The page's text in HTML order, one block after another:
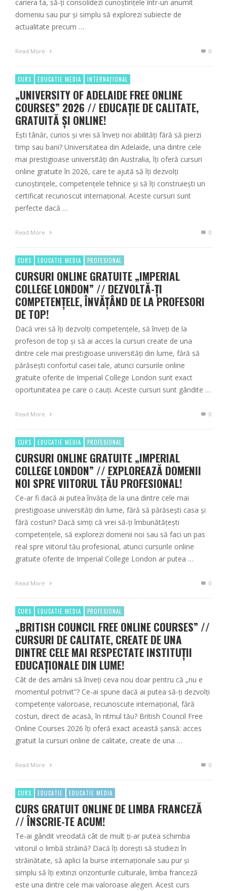
cariera ta, să-ți consolidezi cunoștințele într-un anumit
domeniu sau pur și simplu să explorezi subiecte de
actualitate precum …
Read More 0
CURS EDUCATIE MEDIA INTERNAȚIONAL
„UNIVERSITY OF ADELAIDE FREE ONLINE
COURSES” 2026 // EDUCAȚIE DE CALITATE,
GRATUITĂ ȘI ONLINE!
Ești tânăr, curios și vrei să înveți noi abilități fără să pierzi
timp sau bani? Universitatea din Adelaide, una dintre cele
mai prestigioase universități din Australia, îți oferă cursuri
online gratuite în 2026, care te ajută să îți dezvolți
cunoștințele, competențele tehnice și să îți construiești un
certificat recunoscut internațional. Aceste cursuri sunt
perfecte dacă …
Read More 0
CURS EDUCATIE MEDIA PROFESIONAL
CURSURI ONLINE GRATUITE „IMPERIAL
COLLEGE LONDON” // DEZVOLTĂ-ȚI
COMPETENȚELE, ÎNVĂȚÂND DE LA PROFESORI
DE TOP!
Dacă vrei să îți dezvolți competențele, să înveți de la
profesori de top și să ai acces la cursuri create de una
dintre cele mai prestigioase universități din lume, fără să
părăsești confortul casei tale, atunci cursurile online
gratuite oferite de Imperial College London sunt exact
oportunitatea pe care o cauți. Aceste cursuri sunt gândite …
Read More 0
CURS EDUCATIE MEDIA PROFESIONAL
CURSURI ONLINE GRATUITE „IMPERIAL
COLLEGE LONDON” // EXPLOREAZĂ DOMENII
NOI SPRE VIITORUL TĂU PROFESIONAL!
Ce-ar fi dacă ai putea învăța de la una dintre cele mai
prestigioase universități din lume, fără să părăsești casa și
fără costuri? Dacă simți că vrei să-ți îmbunătățești
competențele, să explorezi domenii noi sau să faci un pas
real spre viitorul tău profesional, atunci cursurile online
gratuite oferite de Imperial College London ar putea …
Read More 0
CURS EDUCATIE MEDIA PROFESIONAL
„BRITISH COUNCIL FREE ONLINE COURSES” //
CURSURI DE CALITATE, CREATE DE UNA
DINTRE CELE MAI RESPECTATE INSTITUȚII
EDUCAȚIONALE DIN LUME!
Cât de des amâni să înveți ceva nou doar pentru că „nu e
momentul potrivit”? Ce-ai spune dacă ai putea să-ți dezvolți
competențe valoroase, recunoscute internațional, fără
costuri, direct de acasă, în ritmul tău? British Council Free
Online Courses 2026 îți oferă exact această șansă: acces
gratuit la cursuri online de calitate, create de una …
Read More 0
CURS EDUCATIE EDUCATIE MEDIA
CURS GRATUIT ONLINE DE LIMBA FRANCEZĂ
// ÎNSCRIE-TE ACUM!
Te-ai gândit vreodată cât de mult ți-ar putea schimba
viitorul o limbă străină? Dacă îți dorești să studiezi în
străinătate, să aplici la burse internaționale sau pur și
simplu să îți extinzi orizonturile culturale, limba franceză
este una dintre cele mai valoroase alegeri. Acest curs